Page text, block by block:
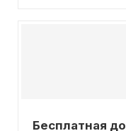
Бесплатная